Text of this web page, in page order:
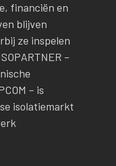
financiën en
blijven
ze inspelen
–
– is
isolatiemarkt